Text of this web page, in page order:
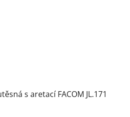
s aretací FACOM JL.171